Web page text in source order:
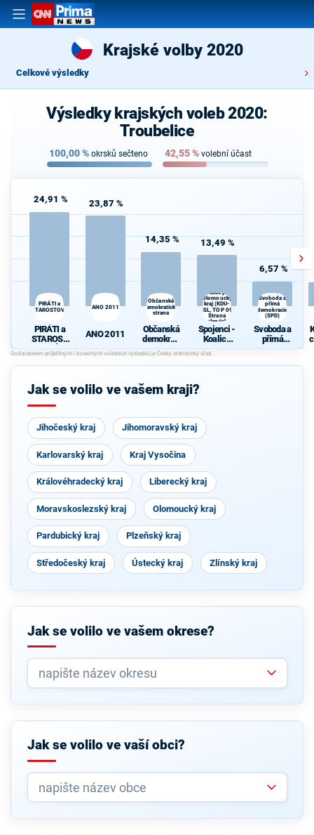
Krajské volby 2020
Celkové výsledky
Výsledky krajských voleb 2020:
Troubelice
100,00% okrsků sečteno 42,55% volební účast
24,91 %
PIRÁTI a
STAROSTOVÉ
PIRÁTI a
STAROST
OVÉ
23,87 %
ANO 2011
ANO 2011
14,35 %
Občanská
demokratická
strana
Občanská
demokrati
cká strana
13,49 %
Koalice pro
Olomoucký
kraj (KDU-
ČSL, TOP 09,
Strana
zelených,
ProOlomouc)
Spojenci -
Koalice
pro
Olomouck
ý kraj
ProOlomo
6,57 %
Svoboda a
přímá
demokracie
(SPD)
Svoboda a
přímá
demokraci
Jak se volilo ve vašem kraji?
Jihočeský kraj Jihomoravský kraj
Karlovarský kraj Kraj Vysočina
Královéhradecký kraj Liberecký kraj
Moravskoslezský kraj Olomoucký kraj
Pardubický kraj Plzeňský kraj
Středočeský kraj Ústecký kraj Zlínský kraj
Jak se volilo ve vašem okrese?
Jak se volilo ve vaší obci?